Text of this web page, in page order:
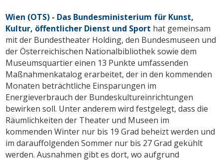
Wien (OTS) - Das Bundesministerium für Kunst,
Kultur, öffentlicher Dienst und Sport hat gemeinsam
mit der Bundestheater Holding, den Bundesmuseen und
der Österreichischen Nationalbibliothek sowie dem
Museumsquartier einen 13 Punkte umfassenden
Maßnahmenkatalog erarbeitet, der in den kommenden
Monaten beträchtliche Einsparungen im
Energieverbrauch der Bundeskultureinrichtungen
bewirken soll. Unter anderem wird festgelegt, dass die
Räumlichkeiten der Theater und Museen im
kommenden Winter nur bis 19 Grad beheizt werden und
im darauffolgenden Sommer nur bis 27 Grad gekühlt
werden. Ausnahmen gibt es dort, wo aufgrund